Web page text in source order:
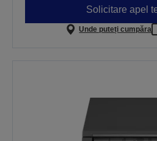
Solicitare apel
Unde puteți cumpăra